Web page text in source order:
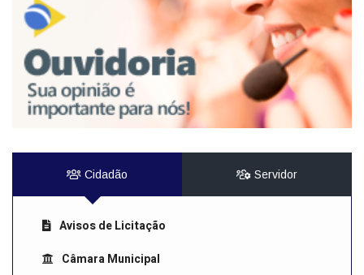
Cidadão Servidor
Avisos de Licitação
Câmara Municipal